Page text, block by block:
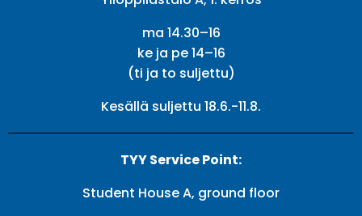
ma 14.30–16
ke ja pe 14–16
(ti ja to suljettu)
Kesällä suljettu 18.6.-11.8.
TYY Service Point:
Student House A, ground floor